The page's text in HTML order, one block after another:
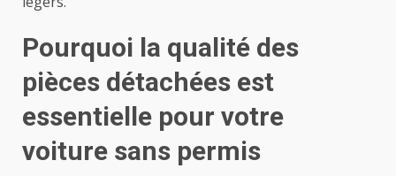
Pourquoi la qualité des
pièces détachées est
essentielle pour votre
voiture sans permis